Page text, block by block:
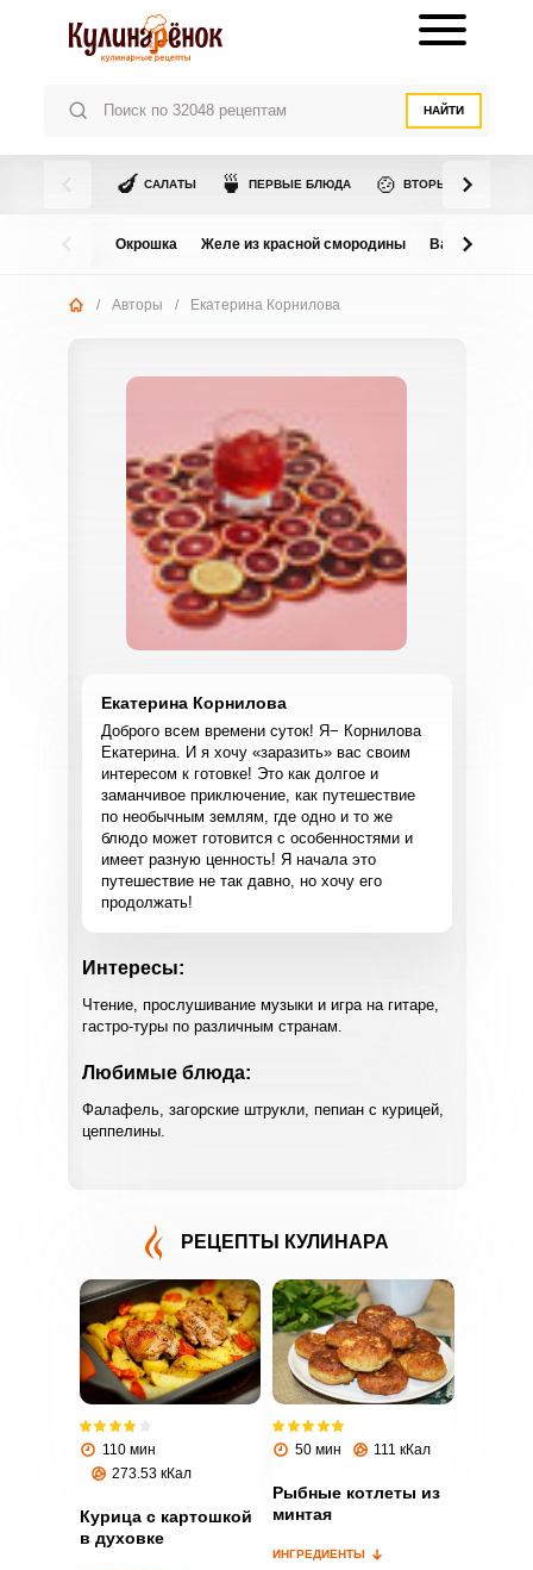
НАЙТИ
🍆 САЛАТЫ 🍵 ПЕРВЫЕ БЛЮДА 🍲 ВТОРЫЕ БЛЮДА
Окрошка Желе из красной смородины Варенье из
/ Авторы / Екатерина Корнилова
Екатерина Корнилова
Доброго всем времени суток! Я− Корнилова
Екатерина. И я хочу «заразить» вас своим
интересом к готовке! Это как долгое и
заманчивое приключение, как путешествие
по необычным землям, где одно и то же
блюдо может готовится с особенностями и
имеет разную ценность! Я начала это
путешествие не так давно, но хочу его
продолжать!
Интересы:
Чтение, прослушивание музыки и игра на гитаре,
гастро-туры по различным странам.
Любимые блюда:
Фалафель, загорские штрукли, пепиан с курицей,
цеппелины.
РЕЦЕПТЫ КУЛИНАРА
110 мин
273.53 кКал
Курица с картошкой
в духовке
50 мин 111 кКал
Рыбные котлеты из
минтая
ИНГРЕДИЕНТЫ
ВХОД НА САЙТ РЕГИСТРАЦИЯ
Войдите
с помощью социальных сетей:
или